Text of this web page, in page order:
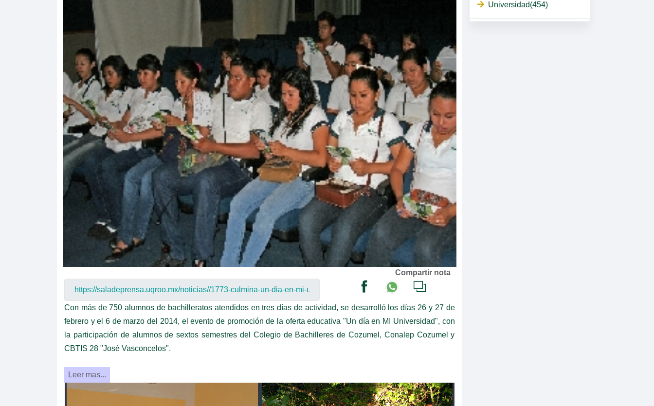
Compartir nota
Con más de 750 alumnos de bachilleratos atendidos en tres días de actividad, se desarrolló los días 26 y 27 de
febrero y el 6 de marzo del 2014, el evento de promoción de la oferta educativa "Un día en MI Universidad", con
la participación de alumnos de sextos semestres del Colegio de Bachilleres de Cozumel, Conalep Cozumel y
CBTIS 28 "José Vasconcelos".
Leer mas...
Universidad(454)